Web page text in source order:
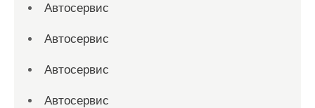
Автосервис
Автосервис
Автосервис
Автосервис